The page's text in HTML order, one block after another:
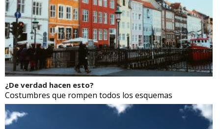
¿De verdad hacen esto?
Costumbres que rompen todos los esquemas